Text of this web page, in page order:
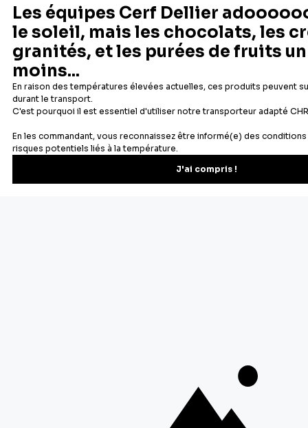
Depuis 1932
Fabricant français reconnu
Livraison rapide 24/48h
Offerte dès 69 € en point
Newsletter
Recevez les recettes, astuces et offres spéciales.